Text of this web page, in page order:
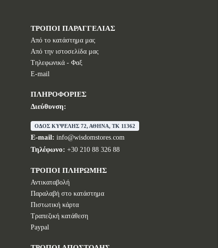
ΤΡΟΠΟΙ ΠΑΡΑΓΓΕΛΙΑΣ
Από το κατάστημα μας
Από την ιστοσελίδα μας
Tηλεφωνικά - Φαξ
E-mail
ΠΛΗΡΟΦΟΡΙΕΣ
Διεύθυνση:
ΟΔΟΣ ΚΥΨΕΛΗΣ 72, ΑΘΗΝΑ, TK 11362
E-mail: info@wisdomstores.com
Τηλέφωνο: +30 210 88 326 88
ΤΡΟΠΟΙ ΠΛΗΡΩΜΗΣ
Αντικαταβολή
Παραλαβή στο κατάστημα
Πιστωτική κάρτα
Τραπεζική κατάθεση
Paypal